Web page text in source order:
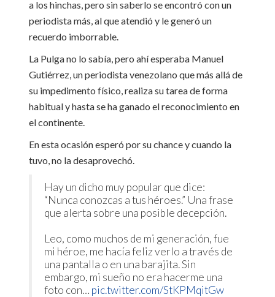
a los hinchas, pero sin saberlo se encontró con un
periodista más, al que atendió y le generó un
recuerdo imborrable.
La Pulga no lo sabía, pero ahí esperaba Manuel
Gutiérrez, un periodista venezolano que más allá de
su impedimento físico, realiza su tarea de forma
habitual y hasta se ha ganado el reconocimiento en
el continente.
En esta ocasión esperó por su chance y cuando la
tuvo, no la desaprovechó.
Hay un dicho muy popular que dice:
“Nunca conozcas a tus héroes.” Una frase
que alerta sobre una posible decepción.
Leo, como muchos de mi generación, fue
mi héroe, me hacía feliz verlo a través de
una pantalla o en una barajita. Sin
embargo, mi sueño no era hacerme una
foto con… pic.twitter.com/StKPMqitGw